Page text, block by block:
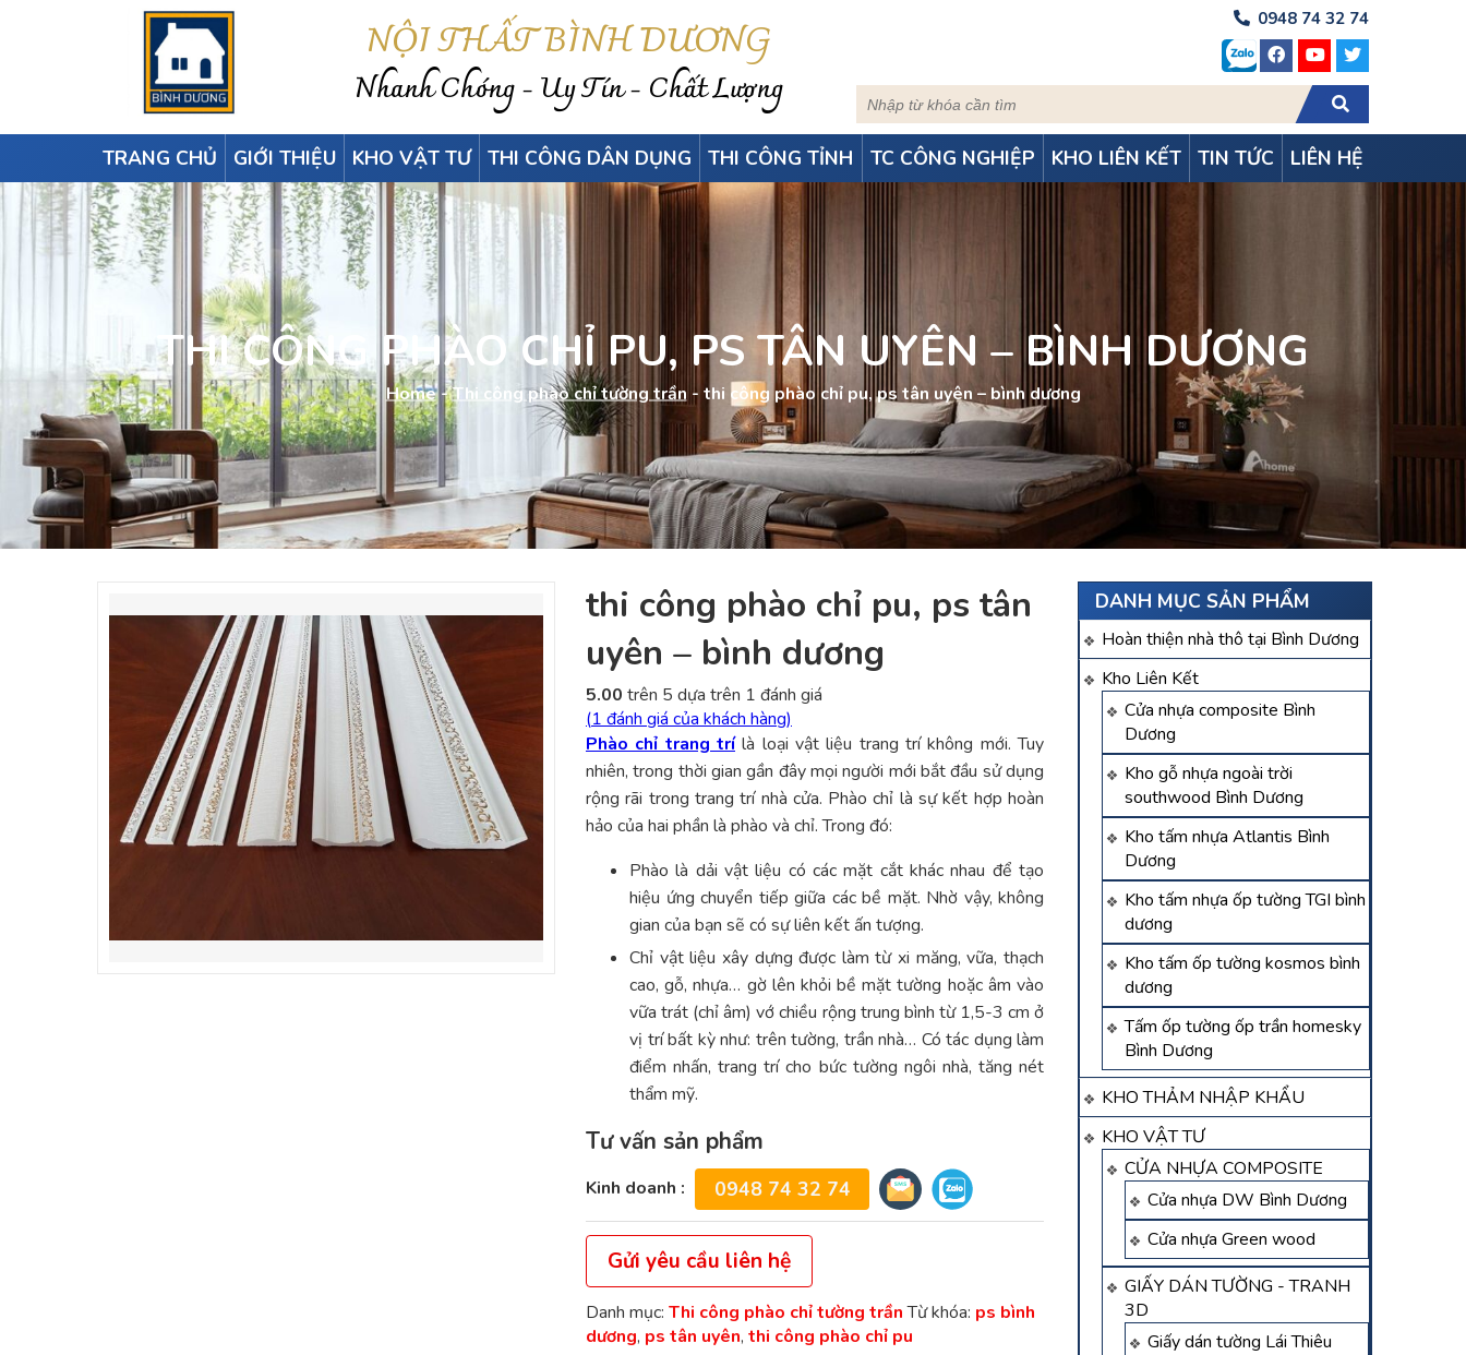
NỘI THẤT BÌNH DƯƠNG
Nhanh Chóng - Uy Tín - Chất Lượng
0948 74 32 74
TRANG CHỦ GIỚI THIỆU KHO VẬT TƯ THI CÔNG DÂN DỤNG THI CÔNG TỈNH TC CÔNG NGHIỆP KHO LIÊN KẾT TIN TỨC LIÊN HỆ
THI CÔNG PHÀO CHỈ PU, PS TÂN UYÊN – BÌNH DƯƠNG
Home-Thi công phào chỉ tường trần- thi công phào chỉ pu, ps tân uyên – bình dương
DANH MỤC SẢN PHẨM
Hoàn thiện nhà thô tại Bình Dương
Kho Liên Kết
Cửa nhựa composite Bình
Dương
Kho gỗ nhựa ngoài trời
southwood Bình Dương
Kho tấm nhựa Atlantis Bình
Dương
Kho tấm nhựa ốp tường TGI bình
dương
Kho tấm ốp tường kosmos bình
dương
Tấm ốp tường ốp trần homesky
Bình Dương
KHO THẢM NHẬP KHẨU
KHO VẬT TƯ
CỬA NHỰA COMPOSITE
Cửa nhựa DW Bình Dương
Cửa nhựa Green wood
GIẤY DÁN TƯỜNG - TRANH
3D
Giấy dán tường Lái Thiêu
thi công phào chỉ pu, ps tân
uyên – bình dương
5.00 trên 5 dựa trên 1 đánh giá
(1 đánh giá của khách hàng)
Phào chỉ trang trílà loại vật liệu trang trí không mới. Tuy
nhiên, trong thời gian gần đây mọi người mới bắt đầu sử dụng
rộng rãi trong trang trí nhà cửa. Phào chỉ là sự kết hợp hoàn
hảo của hai phần là phào và chỉ. Trong đó:
Phào là dải vật liệu có các mặt cắt khác nhau để tạo
hiệu ứng chuyển tiếp giữa các bề mặt. Nhờ vậy, không
gian của bạn sẽ có sự liên kết ấn tượng.
Chỉ vật liệu xây dựng được làm từ xi măng, vữa, thạch
cao, gỗ, nhựa… gờ lên khỏi bề mặt tường hoặc âm vào
vữa trát (chỉ âm) vớ chiều rộng trung bình từ 1,5-3 cm ở
vị trí bất kỳ như: trên tường, trần nhà… Có tác dụng làm
điểm nhấn, trang trí cho bức tường ngôi nhà, tăng nét
thẩm mỹ.
Tư vấn sản phẩm
Kinh doanh : 0948 74 32 74
Gửi yêu cầu liên hệ
Danh mục: Thi công phào chỉ tường trần Từ khóa: ps bình
dương, ps tân uyên, thi công phào chỉ pu